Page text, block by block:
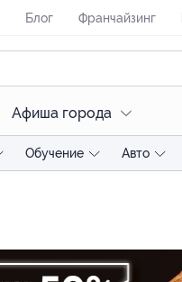
Блог Франчайзинг
Афиша города
Обучение Авто